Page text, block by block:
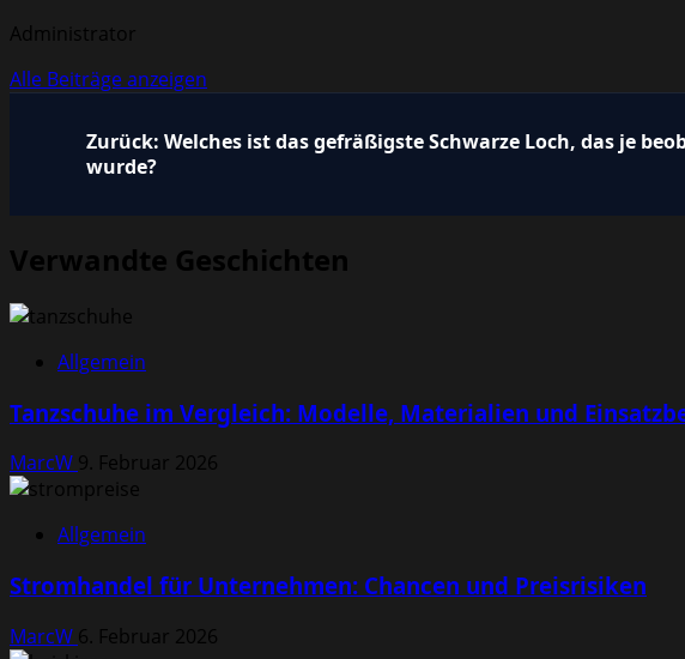
Administrator
Alle Beiträge anzeigen
Beitragsnavigation
Zurück: Welches ist das gefräßigste Schwarze Loch, das je
wurde?
Verwandte Geschichten
Allgemein
Tanzschuhe im Vergleich: Modelle, Materialien und
MarcW 9. Februar 2026
Allgemein
Stromhandel für Unternehmen: Chancen und Preisrisiken
MarcW 6. Februar 2026